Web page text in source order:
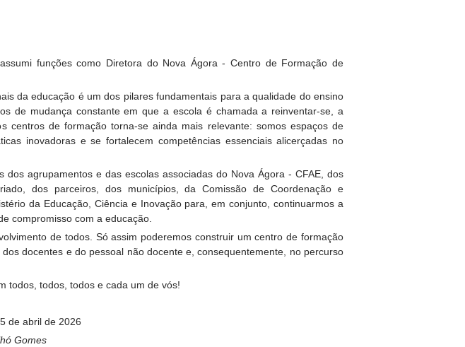
funções como Diretora do Nova Ágora - Centro de Formação de
da educação é um dos pilares fundamentais para a qualidade do ensino
de mudança constante em que a escola é chamada a reinventar-se, a
centros de formação torna-se ainda mais relevante: somos espaços de
inovadoras e se fortalecem competências essenciais alicerçadas no
agrupamentos e das escolas associadas do Nova Ágora - CFAE, dos
dos parceiros, dos municípios, da Comissão de Coordenação e
da Educação, Ciência e Inovação para, em conjunto, continuarmos a
compromisso com a educação.
de todos. Só assim poderemos construir um centro de formação
docentes e do pessoal não docente e, consequentemente, no percurso
todos, todos, todos e cada um de vós!
de abril de 2026
Gomes